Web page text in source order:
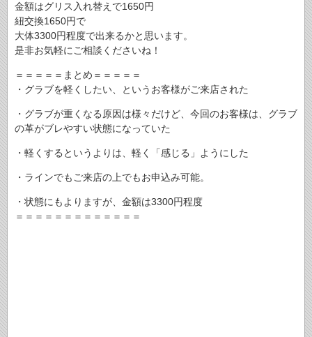
金額はグリス入れ替えで1650円
紐交換1650円で
大体3300円程度で出来るかと思います。
是非お気軽にご相談くださいね！
＝＝＝＝＝まとめ＝＝＝＝＝
・グラブを軽くしたい、というお客様がご来店された
・グラブが重くなる原因は様々だけど、今回のお客様は、グラブ
の革がブレやすい状態になっていた
・軽くするというよりは、軽く「感じる」ようにした
・ラインでもご来店の上でもお申込み可能。
・状態にもよりますが、金額は3300円程度
＝＝＝＝＝＝＝＝＝＝＝＝＝